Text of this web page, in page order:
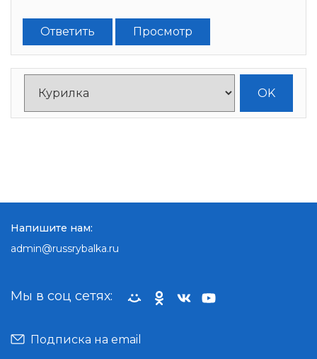
Ответить Просмотр
Мы в соц сетях:
Подписка на email
Напишите нам:
admin@russrybalka.ru